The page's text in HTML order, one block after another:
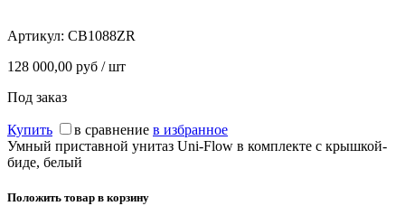
Артикул: CB1088ZR
128 000,00 руб / шт
Под заказ
Купить в сравнение в избранное
Умный приставной унитаз Uni-Flow в комплекте с крышкой-
биде, белый
Положить товар в корзину